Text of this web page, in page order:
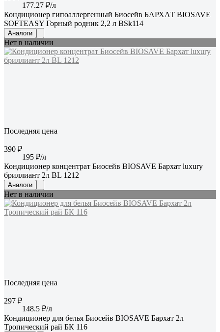
177.27 ₽/л
Кондиционер гипоаллергенный Биосейв БАРХАТ BIOSAVE
SOFTEASY Горный родник 2,2 л BSk114
Аналоги
Нет в наличии
Последняя цена
390 ₽
195 ₽/л
Кондиционер концентрат Биосейв BIOSAVE Бархат luxury
бриллиант 2л BL 1212
Аналоги
Нет в наличии
Последняя цена
297 ₽
148.5 ₽/л
Кондиционер для белья Биосейв BIOSAVE Бархат 2л
Тропический рай БК 116